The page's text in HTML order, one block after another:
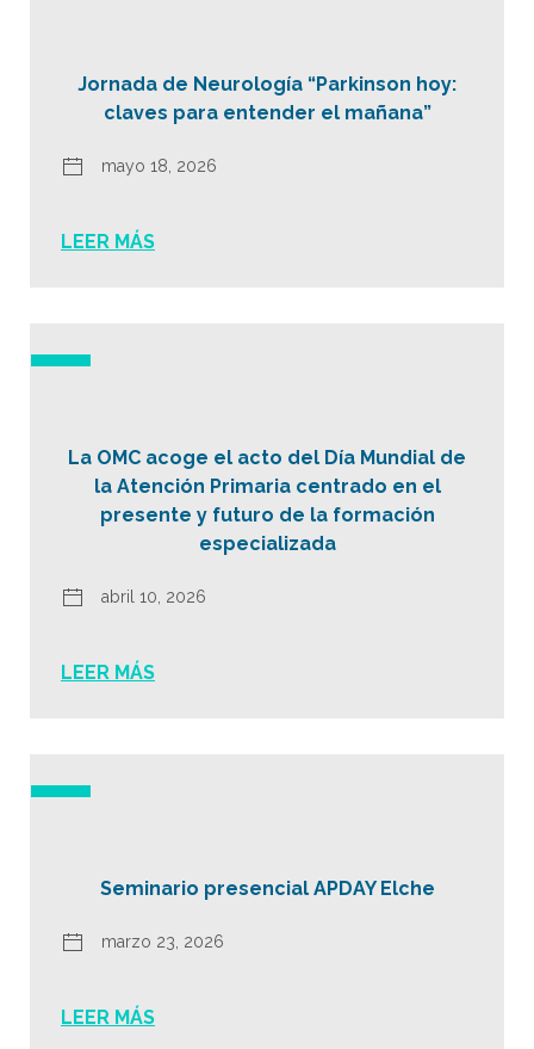
Jornada de Neurología “Parkinson hoy:
claves para entender el mañana”
mayo 18, 2026
LEER MÁS
La OMC acoge el acto del Día Mundial de
la Atención Primaria centrado en el
presente y futuro de la formación
especializada
abril 10, 2026
LEER MÁS
Seminario presencial APDAY Elche
marzo 23, 2026
LEER MÁS